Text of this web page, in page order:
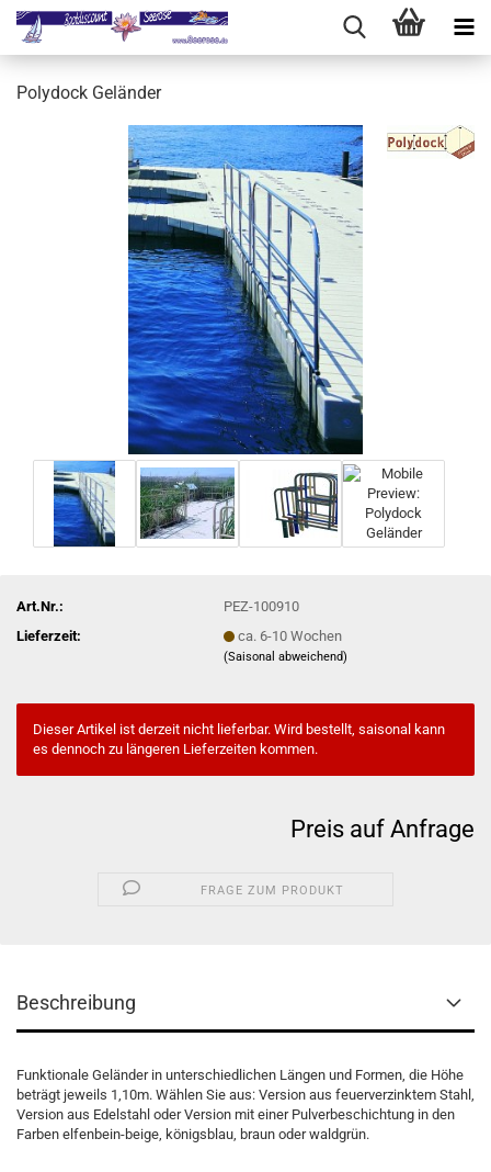
Polydock Geländer
Art.Nr.:
PEZ-100910
Lieferzeit:
ca. 6-10 Wochen
(Saisonal abweichend)
Dieser Artikel ist derzeit nicht lieferbar. Wird bestellt, saisonal kann
es dennoch zu längeren Lieferzeiten kommen.
Preis auf Anfrage
FRAGE ZUM PRODUKT
Beschreibung
Funktionale Geländer in unterschiedlichen Längen und Formen, die Höhe
beträgt jeweils 1,10m. Wählen Sie aus: Version aus feuerverzinktem Stahl,
Version aus Edelstahl oder Version mit einer Pulverbeschichtung in den
Farben elfenbein-beige, königsblau, braun oder waldgrün.